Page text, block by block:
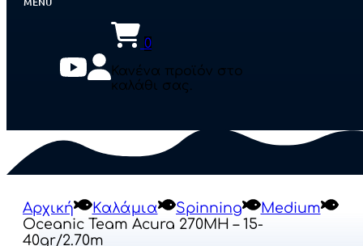
0
Κανένα προϊόν στο
καλάθι σας.
Αρχική Καλάμια Spinning
Medium
Oceanic Team Acura 270MH – 15-
40gr/2.70m